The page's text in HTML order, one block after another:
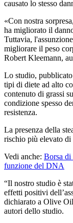
causato lo stesso
Con nostra
ha migliorato il
Tuttavia,
migliorare il peso
Robert Kleemann,
Lo studio,
tipi di diete ad alto
contenuto di grassi
condizione spesso
resistenza.
La presenza della
rischio più elevato di
Vedi anche: Borsa di
funzione del DNA
“Il nostro studio è
effetti positivi
dichiarato a Olive
autori dello studio.